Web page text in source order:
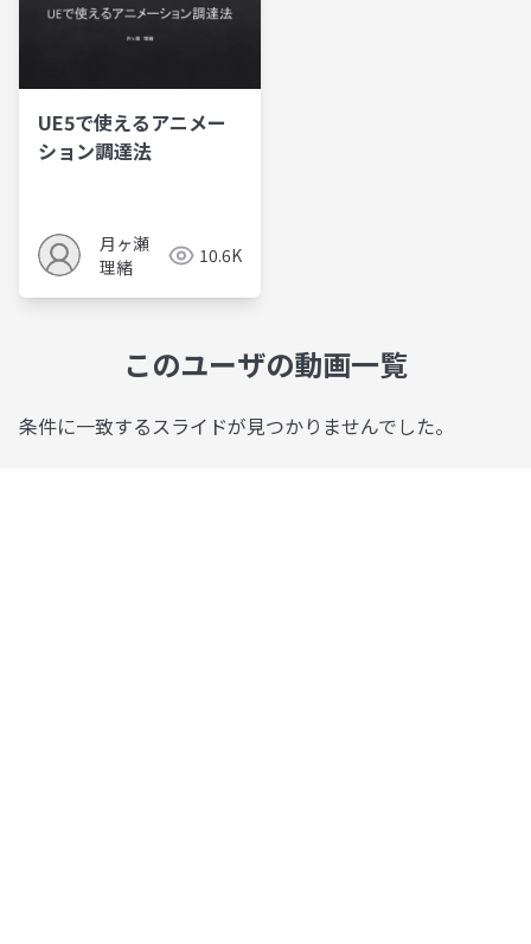
UE5で使えるアニメー
ション調達法
月ヶ瀬
理緒
10.6K
このユーザの動画一覧
条件に一致するスライドが見つかりませんでした。